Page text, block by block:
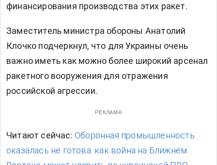
финансирования производства этих ракет.
Заместитель министра обороны Анатолий
Клочко подчеркнул, что для Украины очень
важно иметь как можно более широкий арсенал
ракетного вооружения для отражения
российской агрессии.
РЕКЛАМА
Читают сейчас: Оборонная промышленность
оказалась не готова: как война на Ближнем